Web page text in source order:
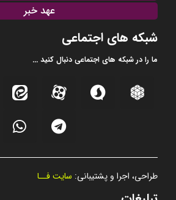
عهد خبر
شبکه های اجتماعی
ما را در شبکه های اجتماعی دنبال کنید ...
طراحی، اجرا و پشتیبانی: سایت فــا